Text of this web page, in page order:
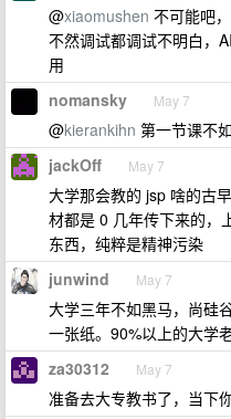
@xiaomushen 不可能吧
不然调试都调试不明白，
用
nomansky May 7
@kierankihn 第一节课不
jackOff May 7
大学那会教的 jsp 啥的古
材都是 0 几年传下来的，
东西，纯粹是精神污染
junwind May 7
大学三年不如黑马，尚硅
一张纸。90%以上的大学
za30312 May 7
准备去大专教书了，当下